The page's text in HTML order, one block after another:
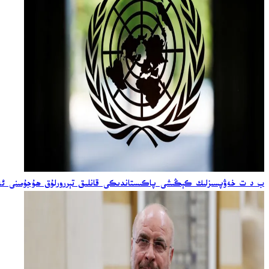
ب د ت خەۋپسىزلىك كېڭىشى پاكىستاندىكى قانلىق تېررورلۇق ھۇجۇمىنى